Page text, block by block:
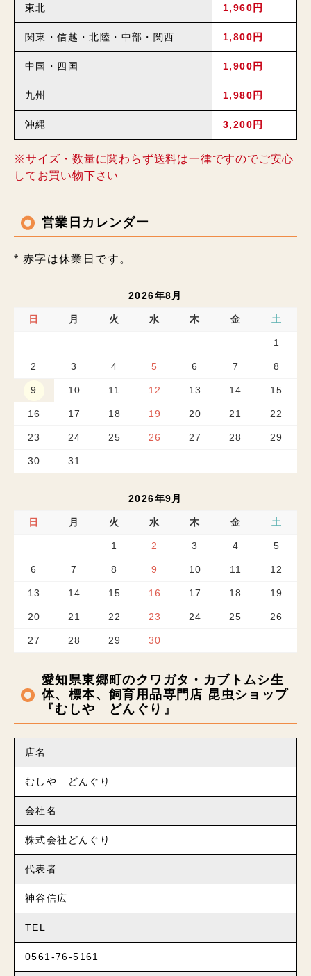
東北 1,960円
関東・信越・北陸・中部・関西 1,800円
中国・四国 1,900円
九州 1,980円
沖縄 3,200円
※サイズ・数量に関わらず送料は一律ですのでご安心
してお買い物下さい
営業日カレンダー
* 赤字は休業日です。
2026年8月
日 月 火 水 木 金 土
1
2 3 4 5 6 7 8
9 10 11 12 13 14 15
16 17 18 19 20 21 22
23 24 25 26 27 28 29
30 31
2026年9月
日 月 火 水 木 金 土
1 2 3 4 5
6 7 8 9 10 11 12
13 14 15 16 17 18 19
20 21 22 23 24 25 26
27 28 29 30
愛知県東郷町のクワガタ・カブトムシ生
体、標本、飼育用品専門店 昆虫ショップ
『むしや どんぐり』
店名
むしや どんぐり
会社名
株式会社どんぐり
代表者
神谷信広
TEL
0561-76-5161